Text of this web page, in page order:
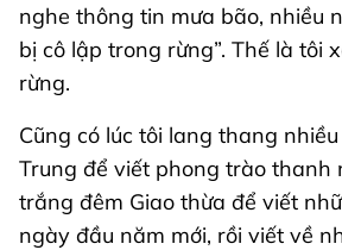
nghe thông tin mưa bão, nhiều
bị cô lập trong rừng”. Thế là tôi
rừng.
Cũng có lúc tôi lang thang
Trung để viết phong trào thanh
trắng đêm Giao thừa để viết
ngày đầu năm mới, rồi viết về